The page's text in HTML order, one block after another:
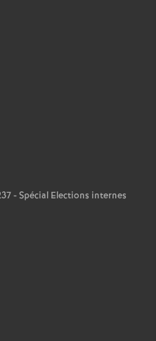
- Spécial Elections internes